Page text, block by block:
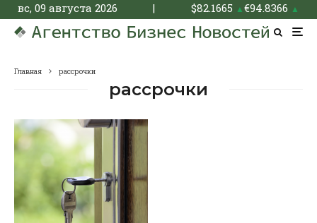
вс, 09 августа 2026 | $82.1665 ▲€94.8366 ▲
Главная рассрочки
рассрочки